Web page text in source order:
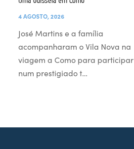
4 AGOSTO, 2026
José Martins e a família
acompanharam o Vila Nova na
viagem a Como para participar
num prestigiado t…